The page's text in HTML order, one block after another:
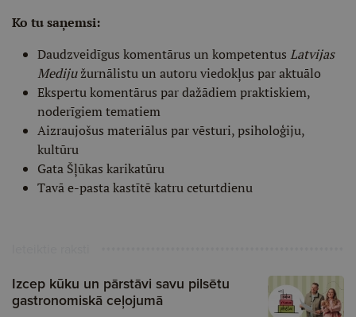
Ko tu saņemsi:
Daudzveidīgus komentārus un kompetentus Latvijas
Medijužurnālistu un autoru viedokļus par aktuālo
Ekspertu komentārus par dažādiem praktiskiem,
noderīgiem tematiem
Aizraujošus materiālus par vēsturi, psiholoģiju,
kultūru
Gata Šļūkas karikatūru
Tavā e-pasta kastītē katru ceturtdienu
Izcep kūku un pārstāvi savu pilsētu
gastronomiskā ceļojumā